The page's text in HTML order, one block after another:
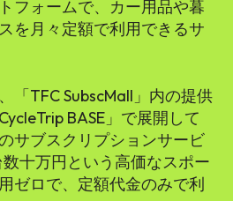
フォームで、カー用品や暮
を月々定額で利用できるサ
「TFC SubscMall」内の提供
BASE」で展開して
サブスクリプションサービ
十万円という高価なスポー
ゼロで、定額代金のみで利